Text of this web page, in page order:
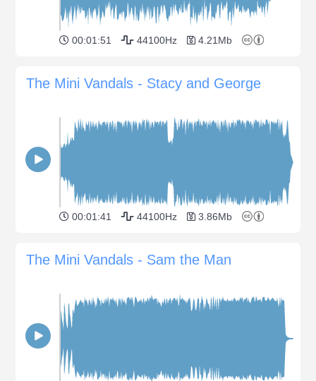
00:01:51 44100Hz 4.21Mb
The Mini Vandals - Stacy and George
00:01:41 44100Hz 3.86Mb
The Mini Vandals - Sam the Man